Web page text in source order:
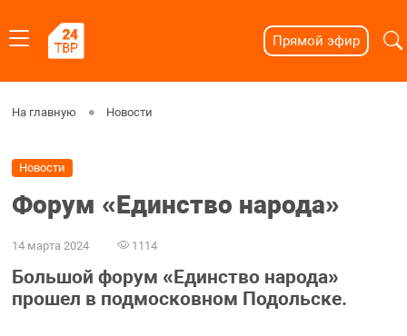
Прямой эфир
На главную Новости
Новости
Форум «Единство народа»
14 марта 2024 1114
Большой форум «Единство народа»
прошел в подмосковном Подольске.